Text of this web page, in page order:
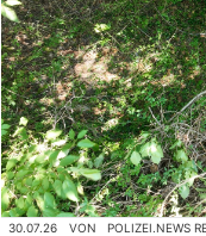
30.07.26 VON POLIZEI.NEWS